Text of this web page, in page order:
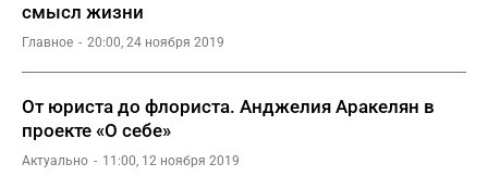
смысл жизни
Главное 20:00, 24 ноября 2019
От юриста до флориста. Анджелия Аракелян в
проекте «О себе»
Актуально 11:00, 12 ноября 2019